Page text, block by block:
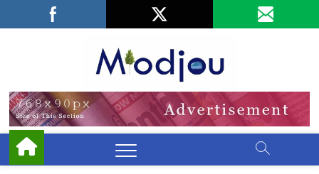
Facebook
LinkedIn